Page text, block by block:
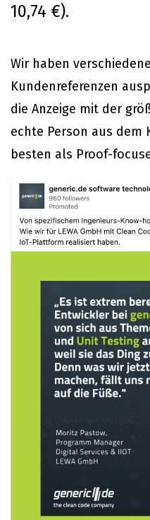
10,74 €).
Wir haben
Kundenreferenzen
die Anzeige mit der
echte Person aus dem
besten als Proof-